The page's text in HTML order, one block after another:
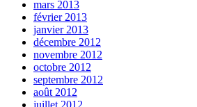
mars 2013
février 2013
janvier 2013
décembre 2012
novembre 2012
octobre 2012
septembre 2012
août 2012
juillet 2012